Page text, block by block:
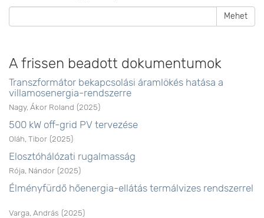
Mehet
A frissen beadott dokumentumok
Transzformátor bekapcsolási áramlökés hatása a
villamosenergia-rendszerre
Nagy, Ákor Roland (2025)
500 kW off-grid PV tervezése
Oláh, Tibor (2025)
Elosztóhálózati rugalmasság
Rója, Nándor (2025)
Élményfürdő hőenergia-ellátás termálvizes rendszerrel
Varga, András (2025)